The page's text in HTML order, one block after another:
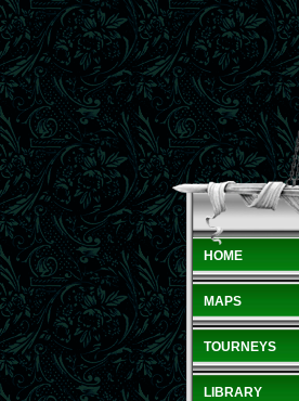
HOME
MAPS
TOURNEYS
LIBRARY